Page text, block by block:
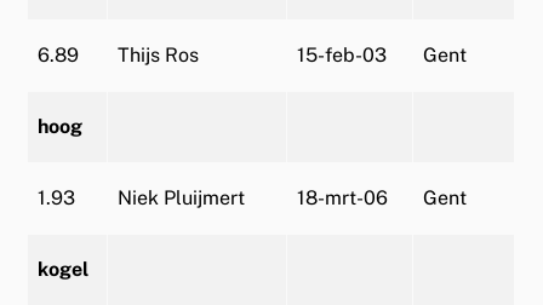
6.89 Thijs Ros 15-feb-03 Gent
hoog
1.93 Niek Pluijmert 18-mrt-06 Gent
kogel